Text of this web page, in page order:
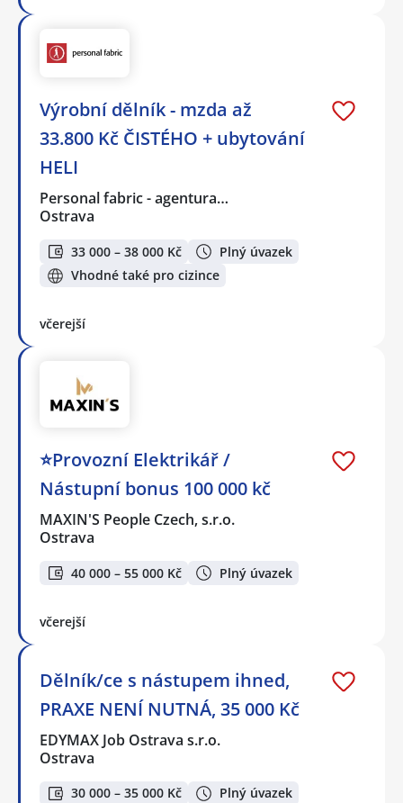
Výrobní dělník - mzda až
33.800 Kč ČISTÉHO + ubytování
HELI
Personal fabric - agentura…
Ostrava
33 000 – 38 000 Kč
Plný úvazek
Vhodné také pro cizince
včerejší
⭐Provozní Elektrikář /
Nástupní bonus 100 000 kč
MAXIN'S People Czech, s.r.o.
Ostrava
40 000 – 55 000 Kč Plný úvazek
včerejší
Dělník/ce s nástupem ihned,
PRAXE NENÍ NUTNÁ, 35 000 Kč
EDYMAX Job Ostrava s.r.o.
Ostrava
30 000 – 35 000 Kč
Plný úvazek